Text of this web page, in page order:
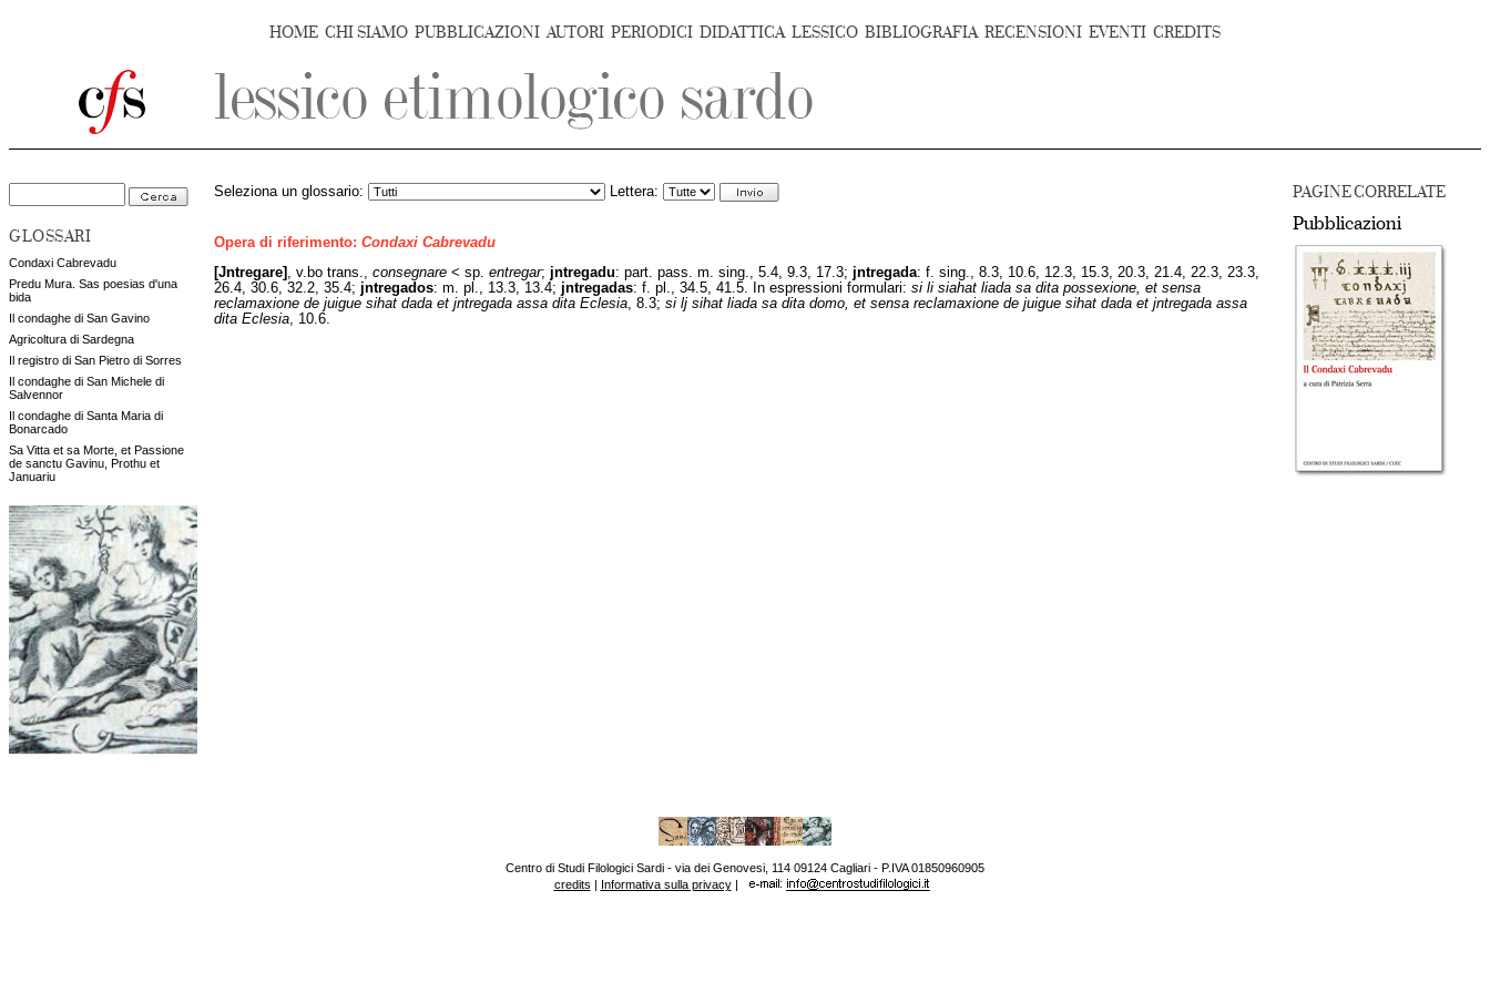
HOME CHI SIAMO PUBBLICAZIONI AUTORI PERIODICI DIDATTICA LESSICO BIBLIOGRAFIA RECENSIONI EVENTI CREDITS
GLOSSARI
Condaxi Cabrevadu
Predu Mura. Sas poesias d'una
bida
Il condaghe di San Gavino
Agricoltura di Sardegna
Il registro di San Pietro di Sorres
Il condaghe di San Michele di
Salvennor
Il condaghe di Santa Maria di
Bonarcado
Sa Vitta et sa Morte, et Passione
de sanctu Gavinu, Prothu et
Januariu
PAGINE CORRELATE
Pubblicazioni
Seleziona un glossario: Lettera:
Opera di riferimento: Condaxi Cabrevadu
[Jntregare]
v.bo trans., consegnare < sp. entregar; jntregadu: part. pass. m. sing., 5.4, 9.3, 17.3; jntregada: f. sing., 8.3, 10.6, 12.3, 15.3, 20.3, 21.4, 22.3, 23.3,
26.4, 30.6, 32.2, 35.4; jntregados: m. pl., 13.3, 13.4; jntregadas: f. pl., 34.5, 41.5. In espressioni formulari: si li siahat liada sa dita possexione, et sensa
reclamaxione de juigue sihat dada et jntregada assa dita Eclesia , 8.3; si lj sihat liada sa dita domo, et sensa reclamaxione de juigue sihat dada et jntregada assa
dita Eclesia , 10.6.
Centro di Studi Filologici Sardi - via dei Genovesi, 114 09124 Cagliari - P.IVA 01850960905
credits | Informativa sulla privacy|